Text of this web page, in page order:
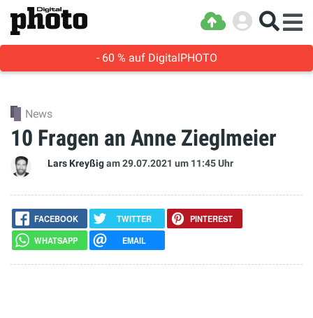
- 60 % auf DigitalPHOTO
News
10 Fragen an Anne Zieglmeier
Lars Kreyßigam 29.07.2021 um 11:45 Uhr
FACEBOOK TWITTER
PINTEREST
WHATSAPP
EMAIL